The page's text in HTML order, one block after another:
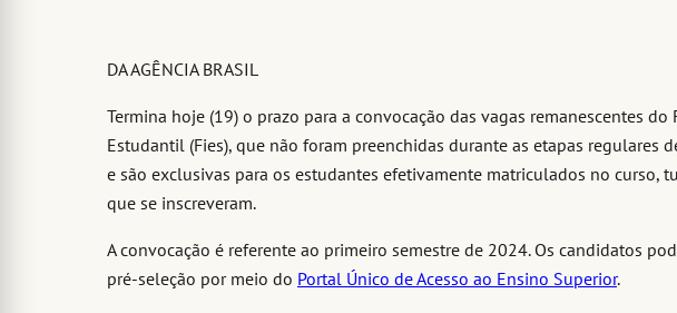
DA AGÊNCIA BRASIL
Termina hoje (19) o prazo para a convocação das vagas remanescentes
Estudantil (Fies), que não foram preenchidas durante as etapas regulares
e são exclusivas para os estudantes efetivamente matriculados no curso,
que se inscreveram.
A convocação é referente ao primeiro semestre de 2024. Os candidatos
pré-seleção por meio do Portal Único de Acesso ao Ensino Superior.